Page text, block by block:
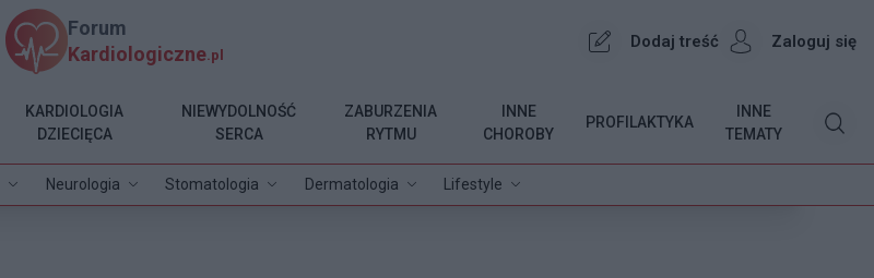
Forum
Kardiologiczne .pl
Dodaj treść Zaloguj się
Neurologia Stomatologia Dermatologia Lifestyle
KARDIOLOGIA
DZIECIĘCA
NIEWYDOLNOŚĆ
SERCA
ZABURZENIA
RYTMU
INNE
CHOROBY
PROFILAKTYKA
INNE
TEMATY